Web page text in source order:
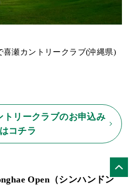
喜瀬カントリークラブ(沖縄県)
トリークラブのお申込み
はコチラ
Open（シンハンドン